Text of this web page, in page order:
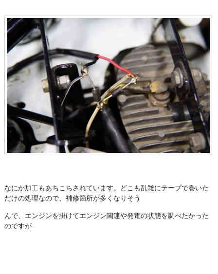
なにか加工もあちこちされています。どこも乱雑にテープで巻いた
だけの処理なので、補修箇所が多くなりそう
んで、エンジンを掛けてエンジン関連や発電の状態を調べたかった
のですが